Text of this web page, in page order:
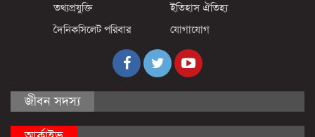
তথ্যপ্রযুক্তি
ইতিহাস ঐতিহ্য
দৈনিকসিলেট পরিবার
যোগাযোগ
জীবন সদস্য